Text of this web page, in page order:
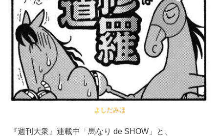
よしだみほ
『週刊大衆』連載中「馬なり de SHOW」と、